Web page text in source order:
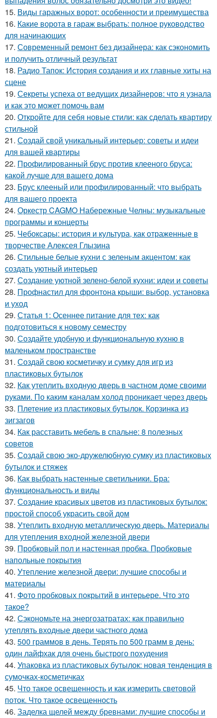
15. Виды гаражных ворот: особенности и преимущества
16. Какие ворота в гараж выбрать: полное руководство
для начинающих
17. Современный ремонт без дизайнера: как сэкономить
и получить отличный результат
18. Радио Тапок: История создания и их главные хиты на
сцене
19. Секреты успеха от ведущих дизайнеров: что я узнала
и как это может помочь вам
20. Откройте для себя новые стили: как сделать квартиру
стильной
21. Создай свой уникальный интерьер: советы и идеи
для вашей квартиры
22. Профилированный брус против клееного бруса:
какой лучше для вашего дома
23. Брус клееный или профилированный: что выбрать
для вашего проекта
24. Оркестр CAGMO Набережные Челны: музыкальные
программы и концерты
25. Чебоксары: история и культура, как отраженные в
творчестве Алексея Глызина
26. Стильные белые кухни с зеленым акцентом: как
создать уютный интерьер
27. Создание уютной зелено-белой кухни: идеи и советы
28. Профнастил для фронтона крыши: выбор, установка
и уход
29. Статья 1: Осеннее питание для тех: как
подготовиться к новому семестру
30. Создайте удобную и функциональную кухню в
маленьком пространстве
31. Создай свою косметичку и сумку для игр из
пластиковых бутылок
32. Как утеплить входную дверь в частном доме своими
руками. По каким каналам холод проникает через дверь
33. Плетение из пластиковых бутылок. Корзинка из
зигзагов
34. Как расставить мебель в спальне: 8 полезных
советов
35. Создай свою эко-дружелюбную сумку из пластиковых
бутылок и стяжек
36. Как выбрать настенные светильники. Бра:
функциональность и виды
37. Создание красивых цветов из пластиковых бутылок:
простой способ украсить свой дом
38. Утеплить входную металлическую дверь. Материалы
для утепления входной железной двери
39. Пробковый пол и настенная пробка. Пробковые
напольные покрытия
40. Утепление железной двери: лучшие способы и
материалы
41. Фото пробковых покрытий в интерьере. Что это
такое?
42. Сэкономьте на энергозатратах: как правильно
утеплять входные двери частного дома
43. 500 граммов в день. Терять по 500 грамм в день:
один лайфхак для очень быстрого похудения
44. Упаковка из пластиковых бутылок: новая тенденция в
сумочках-косметичках
45. Что такое освещенность и как измерить световой
поток. Что такое освещенность
46. Заделка щелей между бревнами: лучшие способы и